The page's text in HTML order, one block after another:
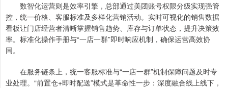
数智化运营则是效率引擎，总部通过美团账号权限分级实现强管
控，统一价格、客服标准及多样化营销活动。实时可视化的销售数据
看板让门店经营者清晰掌握销售趋势、库存与订单状态，提升决策效
率。标准化操作手册与“一店一群”即时响应机制，确保运营高效协
同。
在服务链条上，统一客服标准与“一店一群”机制保障问题及时专
业处理。“前置仓+即时配送”模式是革命性一步：深度融合线上线下，